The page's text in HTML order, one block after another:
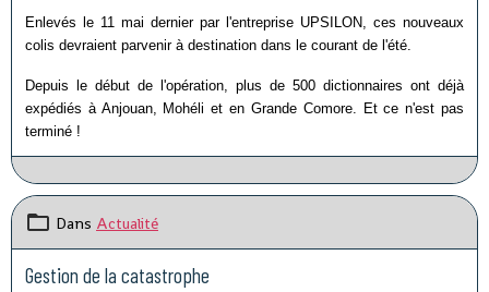
Enlevés le 11 mai dernier par l'entreprise UPSILON, ces nouveaux
colis devraient parvenir à destination dans le courant de l'été.
Depuis le début de l'opération, plus de 500 dictionnaires ont déjà
expédiés à Anjouan, Mohéli et en Grande Comore. Et ce n'est pas
terminé !
Dans Actualité
Gestion de la catastrophe